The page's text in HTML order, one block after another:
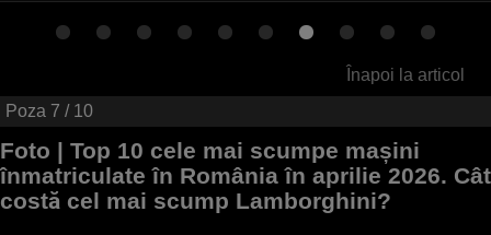
Înapoi la articol
Poza 7 / 10
Foto | Top 10 cele mai scumpe mașini
înmatriculate în România în aprilie 2026. Cât
costă cel mai scump Lamborghini?